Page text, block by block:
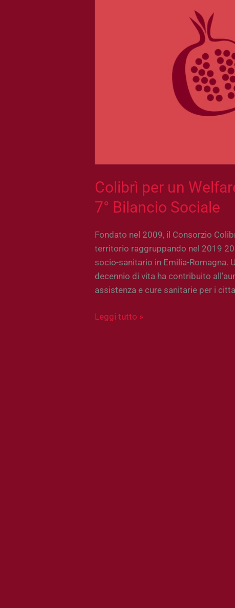
Colibrì per un
7° Bilancio Sociale
Fondato nel 2009, il Consorzio
territorio raggruppando nel 2019
socio-sanitario in Emilia-Romagna.
decennio di vita ha contribuito
assistenza e cure sanitarie per i
Leggi tutto »